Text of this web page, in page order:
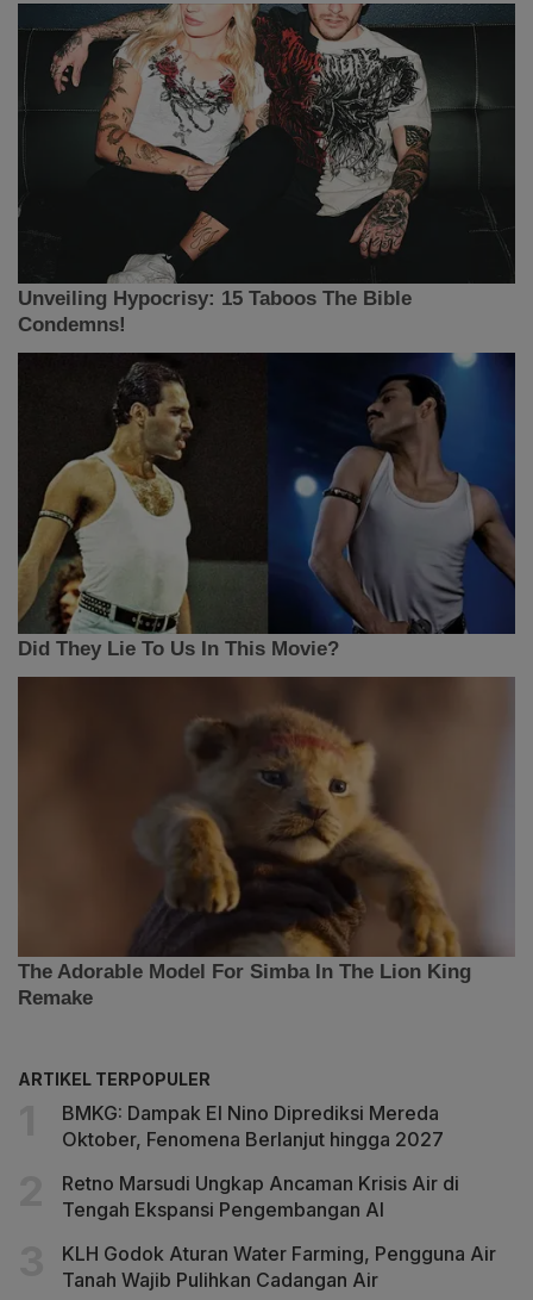
ARTIKEL TERPOPULER
BMKG: Dampak El Nino Diprediksi Mereda
Oktober, Fenomena Berlanjut hingga 2027
Retno Marsudi Ungkap Ancaman Krisis Air di
Tengah Ekspansi Pengembangan AI
KLH Godok Aturan Water Farming, Pengguna Air
Tanah Wajib Pulihkan Cadangan Air